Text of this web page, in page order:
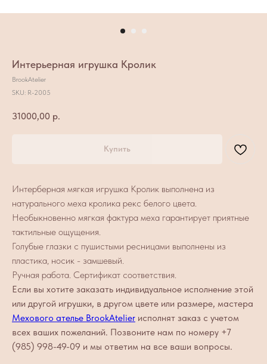
Интерьерная игрушка Кролик
BrookAtelier
SKU: R-2005
31000,00 р.
Купить
Интерберная мягкая игрушка Кролик выполнена из
натурального меха кролика рекс белого цвета.
Необыкновенно мягкая фактура меха гарантирует приятные
тактильные ощущения.
Голубые глазки с пушистыми ресницами выполнены из
пластика, носик - замшевый.
Ручная работа. Сертификат соответствия.
Если вы хотите заказать индивидуальное исполнение этой
или другой игрушки, в другом цвете или размере, мастера
Мехового ателье BrookAtelier исполнят заказ с учетом
всех ваших пожеланий. Позвоните нам по номеру +7
(985) 998-49-09 и мы ответим на все ваши вопросы.